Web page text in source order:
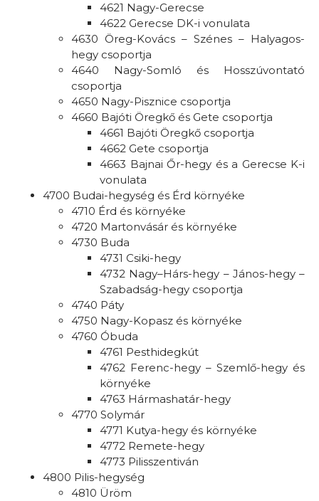
4621 Nagy-Gerecse
4622 Gerecse DK-i vonulata
4630 Öreg-Kovács – Szénes – Halyagos-
hegy csoportja
4640 Nagy-Somló és Hosszúvontató
csoportja
4650 Nagy-Pisznice csoportja
4660 Bajóti Öregkő és Gete csoportja
4661 Bajóti Öregkő csoportja
4662 Gete csoportja
4663 Bajnai Őr-hegy és a Gerecse K-i
vonulata
4700 Budai-hegység és Érd környéke
4710 Érd és környéke
4720 Martonvásár és környéke
4730 Buda
4731 Csiki-hegy
4732 Nagy–Hárs-hegy – János-hegy –
Szabadság-hegy csoportja
4740 Páty
4750 Nagy-Kopasz és környéke
4760 Óbuda
4761 Pesthidegkút
4762 Ferenc-hegy – Szemlő-hegy és
környéke
4763 Hármashatár-hegy
4770 Solymár
4771 Kutya-hegy és környéke
4772 Remete-hegy
4773 Pilisszentiván
4800 Pilis-hegység
4810 Üröm